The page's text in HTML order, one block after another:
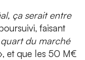
ça serait entre
faisant
du marché
et que les 50 M€